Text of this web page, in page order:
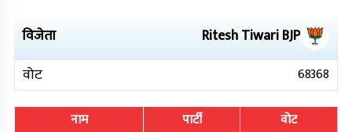
विजेता Ritesh TiwariBJP
वोट
68368
नाम पार्टी
वोट